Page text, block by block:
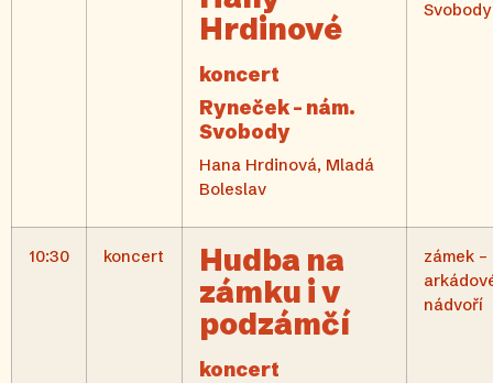
Hrdinové
koncert
Ryneček – nám.
Svobody
Hana Hrdinová, Mladá
Boleslav
Svobody
10:30 koncert
Hudba na
zámku i v
podzámčí
koncert
zámek –
nádvoří